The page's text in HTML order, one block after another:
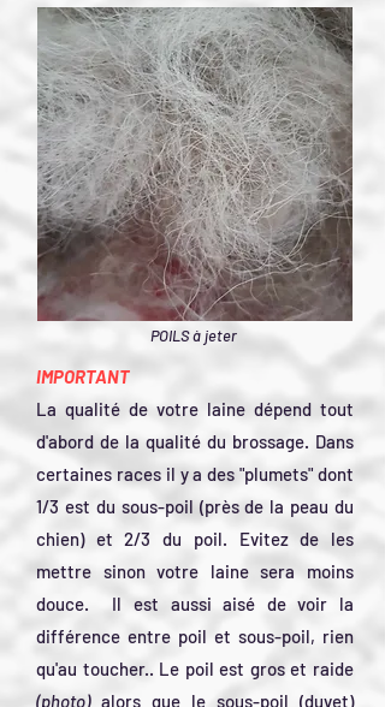
POILS à jeter
IMPORTANT
La qualité de votre laine dépend tout
d'abord de la qualité du brossage. Dans
certaines races il y a des "plumets" dont
1/3 est du sous-poil (près de la peau du
chien) et 2/3 du poil. Evitez de les
mettre sinon votre laine sera moins
douce. Il est aussi aisé de voir la
différence entre poil et sous-poil, rien
qu'au toucher.. Le poil est gros et raide
(photo)alors que le sous-poil (duvet)